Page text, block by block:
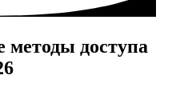
методы доступа